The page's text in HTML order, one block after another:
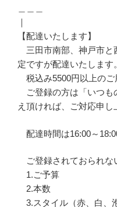
｜
【配達いたします】
三田市南部、神戸市と
定ですが配達いたします。
税込み5500円以上のご
ご登録の方は「いつも
え頂ければ、ご対応申し
配達時間は16:00～
ご登録されておられな
1.ご予算
2.本数
3.スタイル（赤、白、